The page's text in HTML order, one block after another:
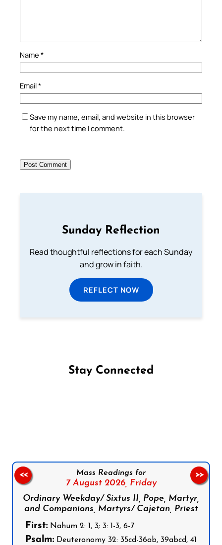
Name *
Email*
Save my name, email, and website in this browser
for the next time I comment.
Sunday Reflection
Read thoughtful reflections for each Sunday
and grow in faith.
REFLECT NOW
Stay Connected
Mass Readings for
7 August 2026, Friday
Ordinary Weekday/ Sixtus II, Pope, Martyr,
and Companions, Martyrs/ Cajetan, Priest
First: Nahum 2: 1, 3; 3: 1-3, 6-7
Psalm: Deuteronomy 32: 35cd-36ab, 39abcd, 41
<< >>